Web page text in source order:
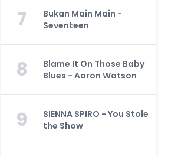
7
Bukan Main Main -
Seventeen
8
Blame It On Those Baby
Blues - Aaron Watson
9
SIENNA SPIRO - You Stole
the Show